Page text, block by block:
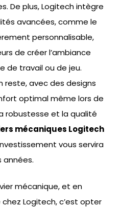
De plus, Logitech intègre
avancées, comme le
personnalisable,
de créer l’ambiance
de travail ou de jeu.
reste, avec des designs
optimal même lors de
robustesse et la qualité
mécaniques Logitech
vous servira
mécanique, et en
Logitech, c’est opter